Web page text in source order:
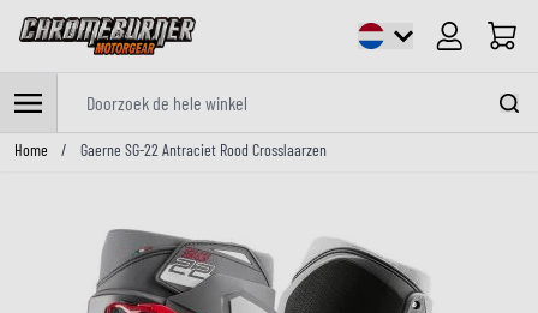
Cart
Ga naar de inhoud
Home / Gaerne SG-22 Antraciet Rood Crosslaarzen